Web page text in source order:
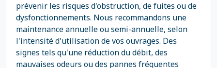
prévenir les risques d'obstruction, de fuites ou de
dysfonctionnements. Nous recommandons une
maintenance annuelle ou semi-annuelle, selon
l'intensité d'utilisation de vos ouvrages. Des
signes tels qu'une réduction du débit, des
mauvaises odeurs ou des pannes fréquentes